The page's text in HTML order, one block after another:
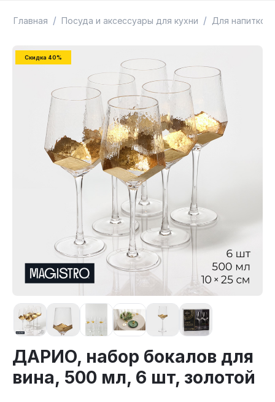
Главная / Посуда и аксессуары для кухни / Для напитков
Скидка 40%
ДАРИО, набор бокалов для
вина, 500 мл, 6 шт, золотой